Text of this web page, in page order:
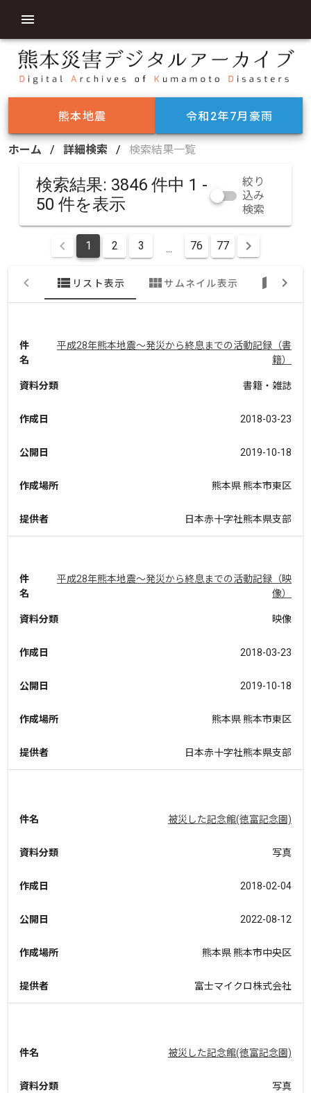
熊本地震 令和2年7月豪雨
ホーム / 詳細検索 / 検索結果一覧
検索結果: 3846 件中 1 -
50 件を表示
絞り
込み
検索
1 2 3 ... 76 77
view_list リスト表示 view_module サムネイル表示 map 地図
件
名
平成28年熊本地震～発災から終息までの活動記録（書
籍）
資料分類 書籍・雑誌
作成日 2018-03-23
公開日 2019-10-18
作成場所 熊本県 熊本市東区
提供者 日本赤十字社熊本県支部
件
名
平成28年熊本地震～発災から終息までの活動記録（映
像）
資料分類 映像
作成日 2018-03-23
公開日 2019-10-18
作成場所 熊本県 熊本市東区
提供者 日本赤十字社熊本県支部
件名 被災した記念館(徳富記念園)
資料分類 写真
作成日 2018-02-04
公開日 2022-08-12
作成場所 熊本県 熊本市中央区
提供者 富士マイクロ株式会社
件名 被災した記念館(徳富記念園)
資料分類 写真